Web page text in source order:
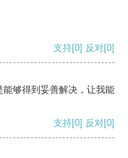
支持[0] 反对[0]
够得到妥善解决，让我能
支持[0] 反对[0]